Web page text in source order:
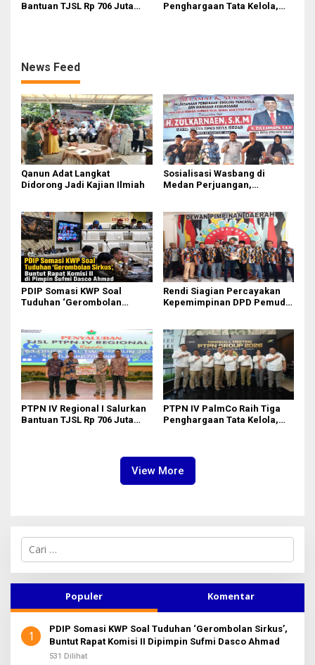
Bantuan TJSL Rp 706 Juta
Penghargaan Tata Kelola,
News Feed
Qanun Adat Langkat
Didorong Jadi Kajian Ilmiah
Sosialisasi Wasbang di
Medan Perjuangan,
Anak
PDIP Somasi KWP Soal
Tuduhan ‘Gerombolan
Ahmad
Rendi Siagian Percayakan
Kepemimpinan DPD Pemuda
PTPN IV Regional I Salurkan
Bantuan TJSL Rp 706 Juta
PTPN IV PalmCo Raih Tiga
Penghargaan Tata Kelola,
View More
C
i
n
u
k
Populer Komentar
1
PDIP Somasi KWP Soal Tuduhan ‘Gerombolan Sirkus’,
Buntut Rapat Komisi II Dipimpin Sufmi Dasco Ahmad
531 Dilihat